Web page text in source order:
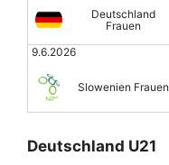
Deutschland
Frauen
9.6.2026
Slowenien Frauen
Deutschland U21